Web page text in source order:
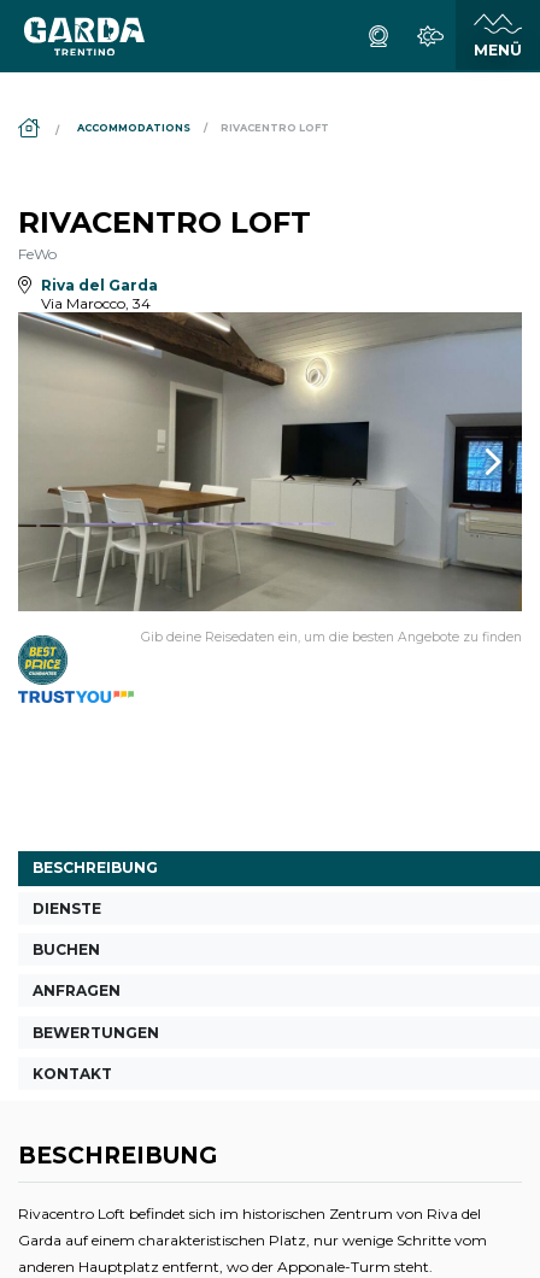
ACCOMMODATIONS RIVACENTRO LOFT
RIVACENTRO LOFT
FeWo
Riva del Garda
Via Marocco, 34
Gib deine Reisedaten ein, um die besten Angebote zu finden
BESCHREIBUNG
DIENSTE
BUCHEN
ANFRAGEN
BEWERTUNGEN
KONTAKT
BESCHREIBUNG
Rivacentro Loft befindet sich im historischen Zentrum von Riva del
Garda auf einem charakteristischen Platz, nur wenige Schritte vom
anderen Hauptplatz entfernt, wo der Apponale-Turm steht.